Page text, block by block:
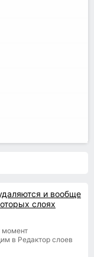
и вообще
слоях
момент
в Редактор слоев